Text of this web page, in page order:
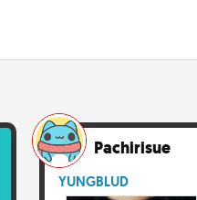
Pachirisue
YUNGBLUD